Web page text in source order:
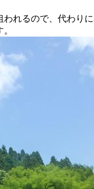
れるので、代わり